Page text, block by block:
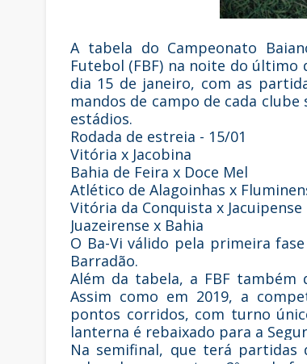
A tabela do Campeonato
Futebol (FBF) na noite do
dia 15 de janeiro, com as
mandos de campo de cada
estádios.
Rodada de estreia - 15/01
Vitória x Jacobina
Bahia de Feira x Doce Mel
Atlético de Alagoinhas x
Vitória da Conquista x Jacuipense
Juazeirense x Bahia
O Ba-Vi válido pela primeira
Barradão.
Além da tabela, a FBF também
Assim como em 2019, a
pontos corridos, com turno
lanterna é rebaixado para a
Na semifinal, que terá